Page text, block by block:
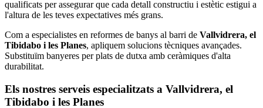
qualificats per assegurar que cada detall constructiu i estètic estigui a
l'altura de les teves expectatives més grans.
Com a especialistes en reformes de banys al barri de Vallvidrera, el
Tibidabo i les Planes, apliquem solucions tècniques avançades.
Substituïm banyeres per plats de dutxa amb ceràmiques d'alta
durabilitat.
Els nostres serveis especialitzats a Vallvidrera, el
Tibidabo i les Planes